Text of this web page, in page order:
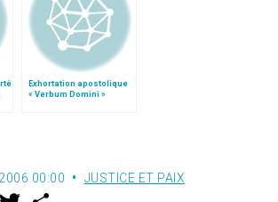
Exhortation apostolique
« Verbum Domini »
00:00 JUSTICE ET PAIX
F